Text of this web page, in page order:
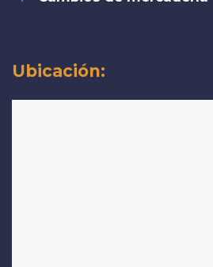
Ubicación: